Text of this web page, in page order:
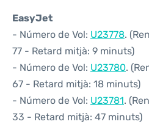
EasyJet
- Número de Vol: U23778.
77 - Retard mitjà: 9 minuts)
- Número de Vol: U23780.
67 - Retard mitjà: 18 minuts)
- Número de Vol: U23781.
33 - Retard mitjà: 47 minuts)